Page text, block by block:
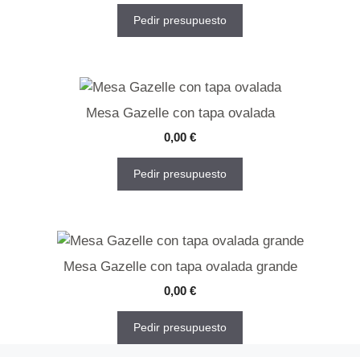
Pedir presupuesto
Mesa Gazelle con tapa ovalada
0,00 €
Pedir presupuesto
Mesa Gazelle con tapa ovalada grande
0,00 €
Pedir presupuesto